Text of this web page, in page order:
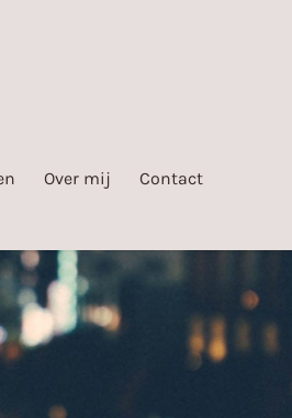
Over mij
Contact